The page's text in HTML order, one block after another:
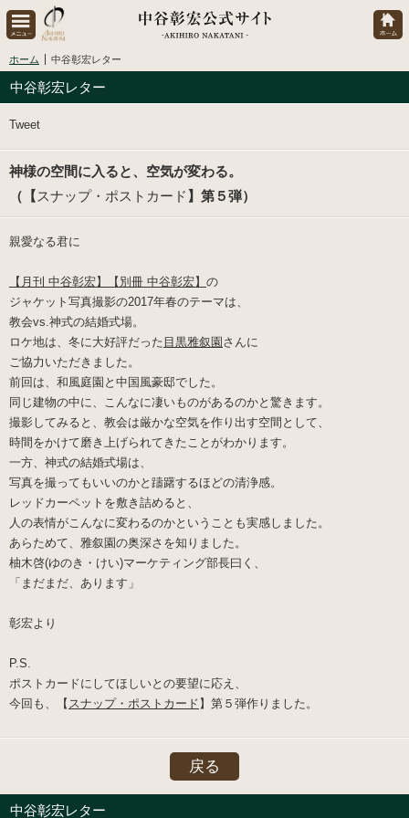
ホーム 中谷彰宏レター
中谷彰宏レター
Tweet
神様の空間に入ると、空気が変わる。
（【スナップ・ポストカード 】第５弾）
親愛なる君に
【月刊 中谷彰宏】【別冊 中谷彰宏】 の
ジャケット写真撮影の2017年春のテーマは、
教会vs.神式の結婚式場。
ロケ地は、冬に大好評だった 目黒雅叙園 さんに
ご協力いただきました。
前回は、和風庭園と中国風豪邸でした。
同じ建物の中に、こんなに凄いものがあるのかと驚きます。
撮影してみると、教会は厳かな空気を作り出す空間として、
時間をかけて磨き上げられてきたことがわかります。
一方、神式の結婚式場は、
写真を撮ってもいいのかと躊躇するほどの清浄感。
レッドカーペットを敷き詰めると、
人の表情がこんなに変わるのかということも実感しました。
あらためて、雅叙園の奥深さを知りました。
柚木啓(ゆのき・けい)マーケティング部長曰く、
「まだまだ、あります」
彰宏より
P.S.
ポストカードにしてほしいとの要望に応え、
今回も、【 スナップ・ポストカード 】第５弾作りました。
戻る
中谷彰宏レター